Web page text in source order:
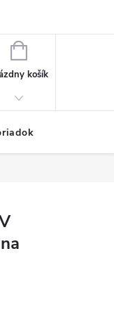
NÁKUPNÝ
KOŠÍK
košík